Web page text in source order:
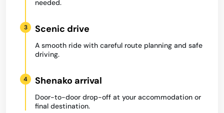
needed.
3 Scenic drive
A smooth ride with careful route planning and safe
driving.
4 Shenako arrival
Door-to-door drop-off at your accommodation or
final destination.